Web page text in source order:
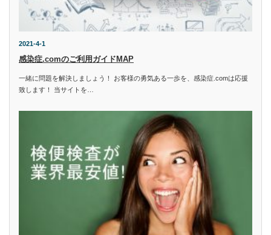
2021-4-1
感染症.comのご利用ガイドMAP
一緒に問題を解決しましょう！ お客様の勇気ある一歩を、感染症.comは応援
致します！ 当サイトを…